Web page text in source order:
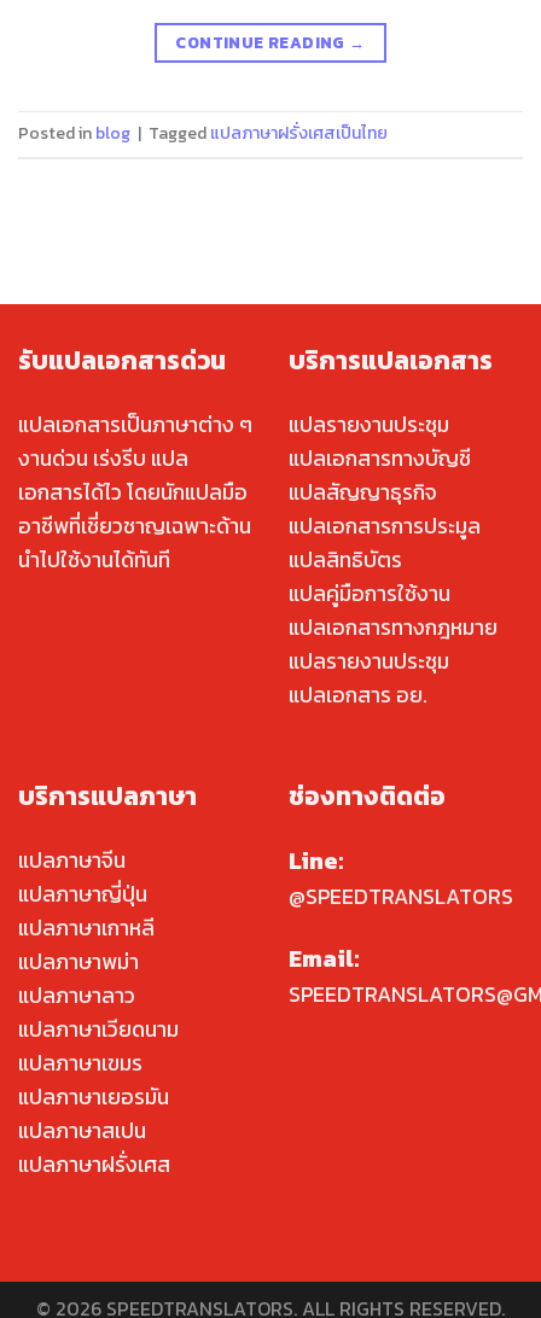
CONTINUE READING →
Posted inblog | Taggedแปลภาษาฝรั่งเศสเป็นไทย
รับแปลเอกสารด่วน
แปลเอกสารเป็นภาษาต่าง ๆ
งานด่วน เร่งรีบ แปล
เอกสารได้ไว โดยนักแปลมือ
อาชีพที่เชี่ยวชาญเฉพาะด้าน
นำไปใช้งานได้ทันที
บริการแปลเอกสาร
แปลรายงานประชุม
แปลเอกสารทางบัญชี
แปลสัญญาธุรกิจ
แปลเอกสารการประมูล
แปลสิทธิบัตร
แปลคู่มือการใช้งาน
แปลเอกสารทางกฎหมาย
แปลรายงานประชุม
แปลเอกสาร อย.
บริการแปลภาษา
แปลภาษาจีน
แปลภาษาญี่ปุ่น
แปลภาษาเกาหลี
แปลภาษาพม่า
แปลภาษาลาว
แปลภาษาเวียดนาม
แปลภาษาเขมร
แปลภาษาเยอรมัน
แปลภาษาสเปน
แปลภาษาฝรั่งเศส
ช่องทางติดต่อ
Line:
@SPEEDTRANSLATORS
Email:
© 2026 SPEEDTRANSLATORS. ALL RIGHTS RESERVED.